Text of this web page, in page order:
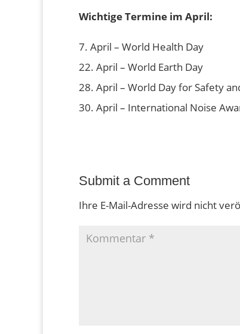
Wichtige Termine im April:
7. April – World Health Day
22. April – World Earth Day
28. April – World Day for Safety
30. April – International Noise
Submit a Comment
Ihre E-Mail-Adresse wird nicht